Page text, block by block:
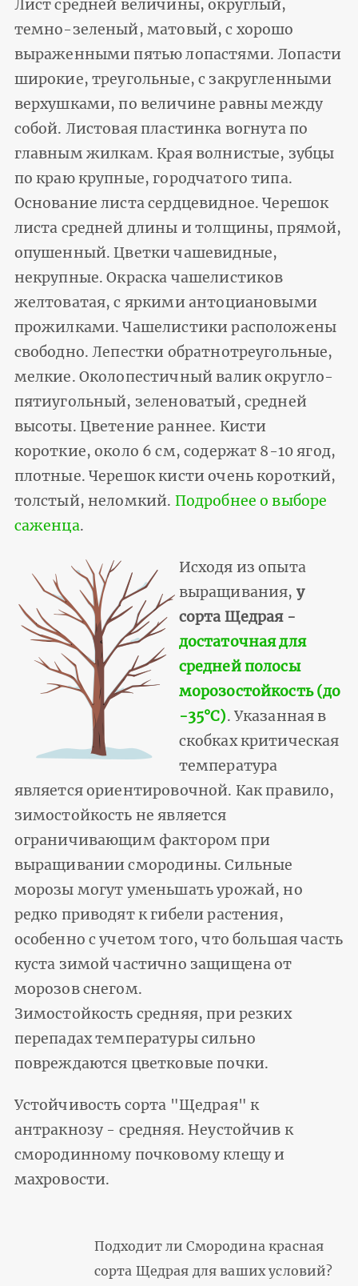
Лист средней величины, округлый,
темно-зеленый, матовый, с хорошо
выраженными пятью лопастями. Лопасти
широкие, треугольные, с закругленными
верхушками, по величине равны между
собой. Листовая пластинка вогнута по
главным жилкам. Края волнистые, зубцы
по краю крупные, городчатого типа.
Основание листа сердцевидное. Черешок
листа средней длины и толщины, прямой,
опушенный. Цветки чашевидные,
некрупные. Окраска чашелистиков
желтоватая, с яркими антоциановыми
прожилками. Чашелистики расположены
свободно. Лепестки обратнотреугольные,
мелкие. Околопестичный валик округло-
пятиугольный, зеленоватый, средней
высоты. Цветение раннее. Кисти
короткие, около 6 см, содержат 8-10 ягод,
плотные. Черешок кисти очень короткий,
толстый, неломкий. Подробнее о выборе
саженца.
Исходя из опыта
выращивания, у
сорта Щедрая -
достаточная для
средней полосы
морозостойкость (до
-35°С). Указанная в
скобках критическая
температура
является ориентировочной. Как правило,
зимостойкость не является
ограничивающим фактором при
выращивании смородины. Сильные
морозы могут уменьшать урожай, но
редко приводят к гибели растения,
особенно с учетом того, что большая часть
куста зимой частично защищена от
морозов снегом.
Зимостойкость средняя, при резких
перепадах температуры сильно
повреждаются цветковые почки.
Устойчивость сорта "Щедрая" к
антракнозу - средняя. Неустойчив к
смородинному почковому клещу и
махровости.
Подходит ли Смородина красная
сорта Щедрая для ваших условий?